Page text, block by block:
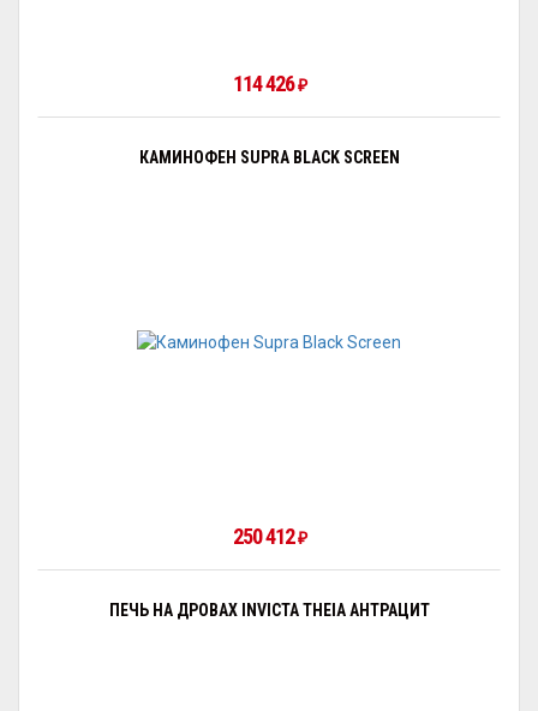
114 426₽
КАМИНОФЕН SUPRA BLACK SCREEN
250 412₽
ПЕЧЬ НА ДРОВАХ INVICTA THEIA АНТРАЦИТ